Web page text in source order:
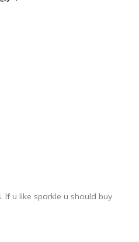
If u like sparkle u should buy